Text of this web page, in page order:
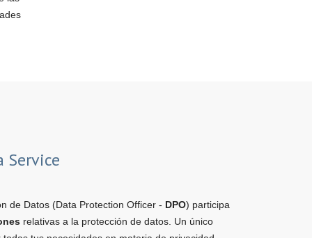
Service
de Datos (Data Protection Officer - DPO) participa
relativas a la protección de datos. Un único